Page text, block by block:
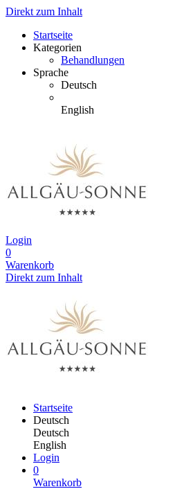
Direkt zum Inhalt
Startseite
Kategorien
Behandlungen
Sprache
Deutsch
English
Login
0
Warenkorb
Direkt zum Inhalt
Startseite
Deutsch
Deutsch
English
Login
0
Warenkorb